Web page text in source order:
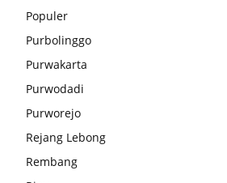
Populer
Purbolinggo
Purwakarta
Purwodadi
Purworejo
Rejang Lebong
Rembang